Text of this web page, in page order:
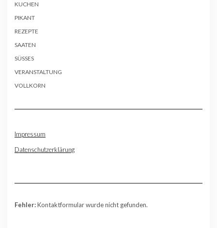
KUCHEN
PIKANT
REZEPTE
SAATEN
SÜSSES
VERANSTALTUNG
VOLLKORN
Impressum
Datenschutzerklärung
Fehler:Kontaktformular wurde nicht gefunden.